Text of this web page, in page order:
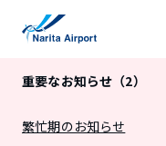
重要なお知らせ（2）
繁忙期のお知らせ